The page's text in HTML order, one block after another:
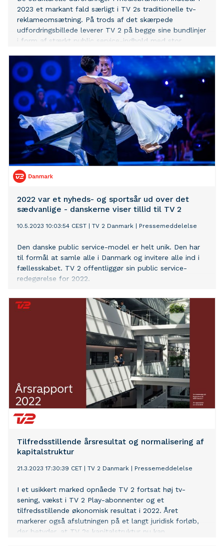
2023 et markant fald særligt i TV 2s traditionelle tv-
reklameomsætning. På trods af det skærpede
udfordringsbillede leverer TV 2 på begge sine bundlinjer
i form af stærkt public service-indhold med stor
økonomisk resultat, der er tilfredsstillende i forhold til
statens afkastforventning som ejer af TV 2.
2022 var et nyheds- og sportsår ud over det
sædvanlige - danskerne viser tillid til TV 2
10.5.2023 10:03:54 CEST TV 2 Danmark Pressemeddelelse
Den danske public service-model er helt unik. Den har
til formål at samle alle i Danmark og invitere alle ind i
fællesskabet. TV 2 offentliggør sin public service-
redegørelse for 2022.
Tilfredsstillende årsresultat og normalisering af
kapitalstruktur
21.3.2023 17:30:39 CET TV 2 Danmark Pressemeddelelse
I et usikkert marked opnåede TV 2 fortsat høj tv-
sening, vækst i TV 2 Play-abonnenter og et
tilfredsstillende økonomisk resultat i 2022. Året
markerer også afslutningen på et langt juridisk forløb,
der betyder, at TV 2s kapitalstruktur nu kan